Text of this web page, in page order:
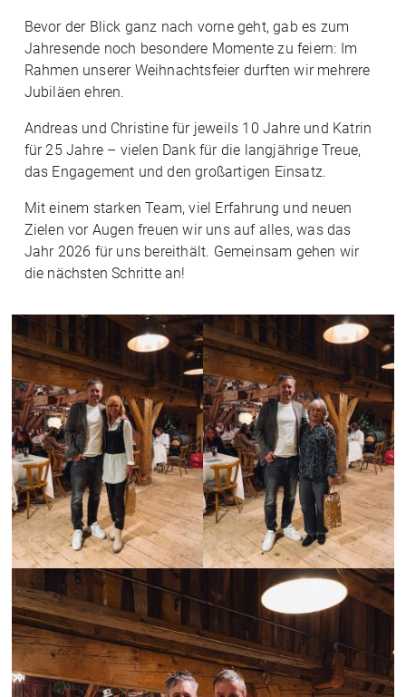
Bevor der Blick ganz nach vorne geht, gab es zum
Jahresende noch besondere Momente zu feiern: Im
Rahmen unserer Weihnachtsfeier durften wir mehrere
Jubiläen ehren.
Andreas und Christine für jeweils 10 Jahre und Katrin
für 25 Jahre – vielen Dank für die langjährige Treue,
das Engagement und den großartigen Einsatz.
Mit einem starken Team, viel Erfahrung und neuen
Zielen vor Augen freuen wir uns auf alles, was das
Jahr 2026 für uns bereithält. Gemeinsam gehen wir
die nächsten Schritte an!